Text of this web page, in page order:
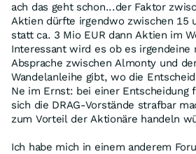
ach das geht schon...der Faktor
Aktien dürfte irgendwo zwischen 15
statt ca. 3 Mio EUR dann Aktien im
Interessant wird es ob es irgendeine
Absprache zwischen Almonty und
Wandelanleihe gibt, wo die
Ne im Ernst: bei einer Entscheidung
sich die DRAG-Vorstände strafbar
zum Vorteil der Aktionäre handeln
Ich habe mich in einem anderem